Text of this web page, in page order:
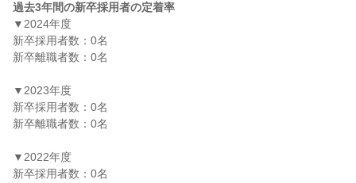
過去3年間の新卒採用者の定着率
▼2024年度
新卒採用者数：0名
新卒離職者数：0名
▼2023年度
新卒採用者数：0名
新卒離職者数：0名
▼2022年度
新卒採用者数：0名